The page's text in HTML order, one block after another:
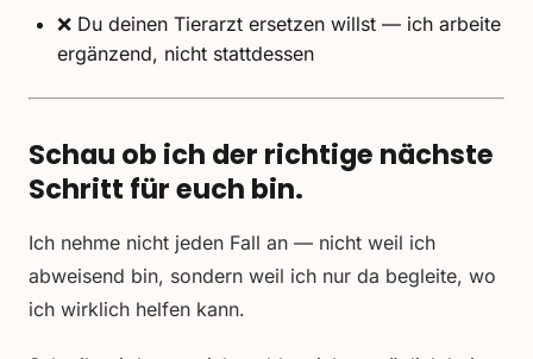
❌ Du deinen Tierarzt ersetzen willst — ich arbeite
ergänzend, nicht stattdessen
Schau ob ich der richtige nächste
Schritt für euch bin.
Ich nehme nicht jeden Fall an — nicht weil ich
abweisend bin, sondern weil ich nur da begleite, wo
ich wirklich helfen kann.